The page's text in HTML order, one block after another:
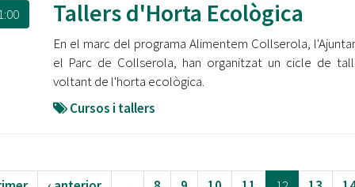
Tallers d'Horta Ecològica
En el marc del programa Alimentem Collserola,
el Parc de Collserola, han organitzat un cicle de
voltant de l'horta ecològica.
Cursos i tallers